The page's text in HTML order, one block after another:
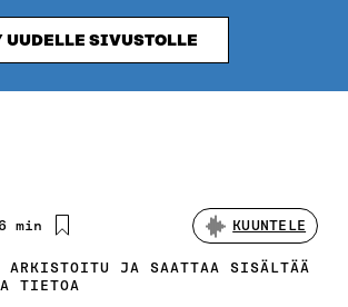
SIVUSTOLLE
min KUUNTELE
ARKISTOITU JA SAATTAA SISÄLTÄÄ
TIETOA